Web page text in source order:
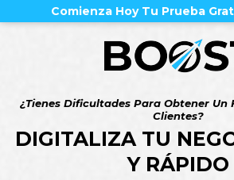
Comienza Hoy Tu Prueba
¿Tienes Dificultades Para Obtener Un
Clientes?
DIGITALIZA TU
Y RÁPIDO